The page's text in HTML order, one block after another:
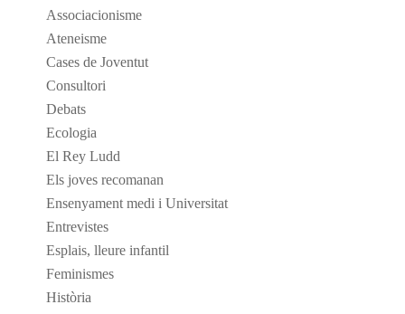
Associacionisme
Ateneisme
Cases de Joventut
Consultori
Debats
Ecologia
El Rey Ludd
Els joves recomanan
Ensenyament medi i Universitat
Entrevistes
Esplais, lleure infantil
Feminismes
Història